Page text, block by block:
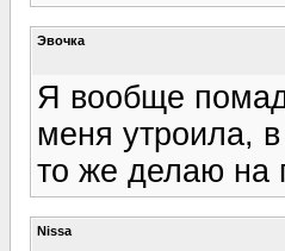
Эвочка
Я вообще
меня утроила,
то же делаю на
Nissa